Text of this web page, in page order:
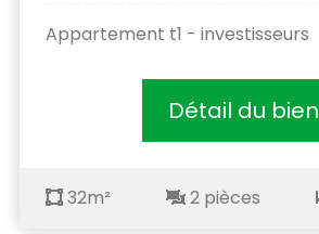
Appartement t1 - investisseurs
Détail du bien
32m² 2 pièces